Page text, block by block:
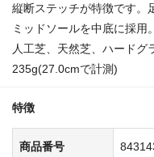
縦断ステッチが特徴です。
ミッドソールを中底に採用
人工芝、天然芝、ハードグ
235g(27.0cmで計測)
特徴
商品番号